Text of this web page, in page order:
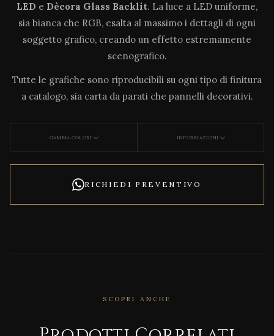
LED e Dècora Glass Backlit. La luce a LED uniforme,
sia bianca che RGB, esalta al massimo i dettagli di ogni
soggetto grafico, creando un effetto estremamente
scenografico.
Tutte le grafiche sono riproducibili su ogni tipo di finitura
a catalogo, sia carta da parati che pannelli decorativi.
GAMMA COLORI INFORMAZIONI
RICHIEDI PREVENTIVO
SCOPRI ANCHE
RSI